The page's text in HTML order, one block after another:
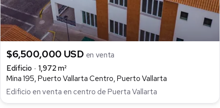
$6,500,000 USD en venta
Edificio
1,972 m²
Mina 195, Puerto Vallarta Centro, Puerto Vallarta
Edificio en venta en centro de Puerta Vallarta